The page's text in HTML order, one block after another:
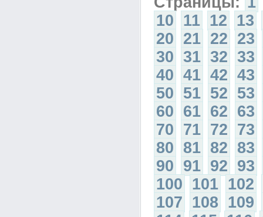
10 11 12 13
20 21 22 23
30 31 32 33
40 41 42 43
50 51 52 53
60 61 62 63
70 71 72 73
80 81 82 83
90 91 92 93
100 101 102
107 108 109